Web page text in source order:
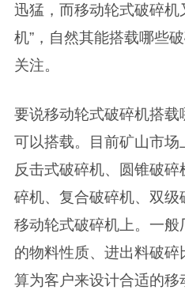
迅猛，而移动轮式破碎机
机”，自然其能搭载哪些
关注。
要说移动轮式破碎机搭
可以搭载。目前矿山市场
反击式破碎机、圆锥破
碎机、复合破碎机、双
移动轮式破碎机上。一
的物料性质、进出料破
算为客户来设计合适的移